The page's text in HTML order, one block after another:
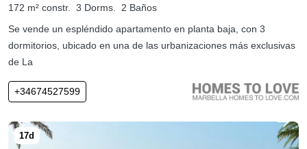
172 m² constr. 3 Dorms.
2 Baños
Se vende un espléndido apartamento en planta baja, con 3
dormitorios, ubicado en una de las urbanizaciones más exclusivas
de La
+34674527599